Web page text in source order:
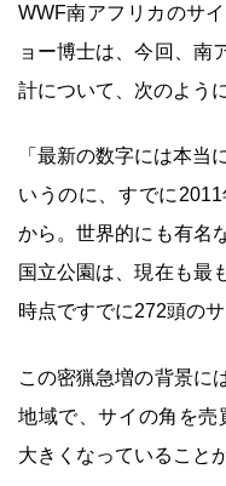
WWF南アフリカのサ
ョー博士は、今回、南
計について、次のよう
「最新の数字には本当
いうのに、すでに
から。世界的にも有名
国立公園は、現在も最
時点ですでに272頭の
この密猟急増の背景に
地域で、サイの角を売
大きくなっていること